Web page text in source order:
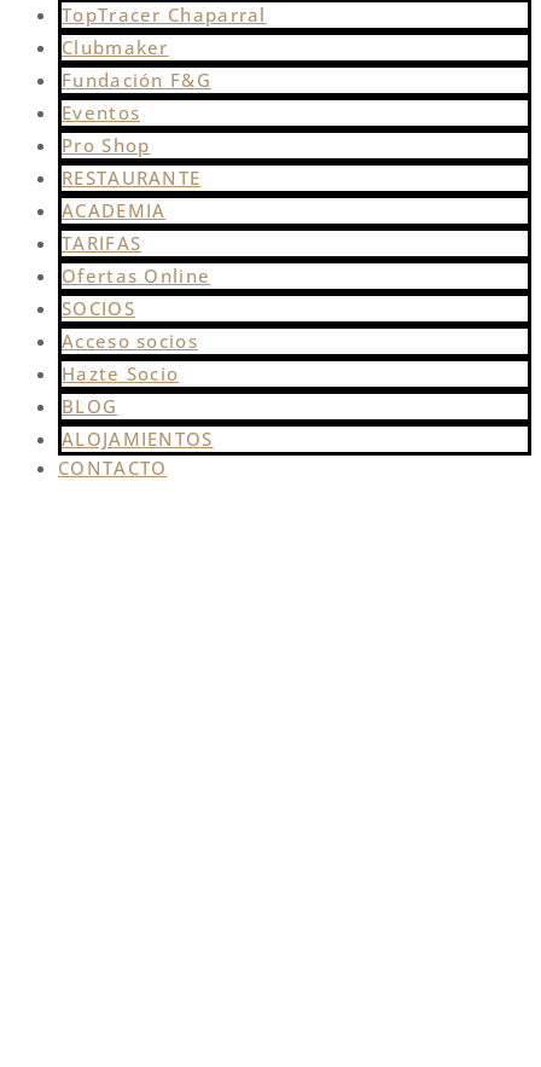
TopTracer Chaparral
Clubmaker
Fundación F&G
Eventos
Pro Shop
RESTAURANTE
ACADEMIA
TARIFAS
Ofertas Online
SOCIOS
Acceso socios
Hazte Socio
BLOG
ALOJAMIENTOS
CONTACTO